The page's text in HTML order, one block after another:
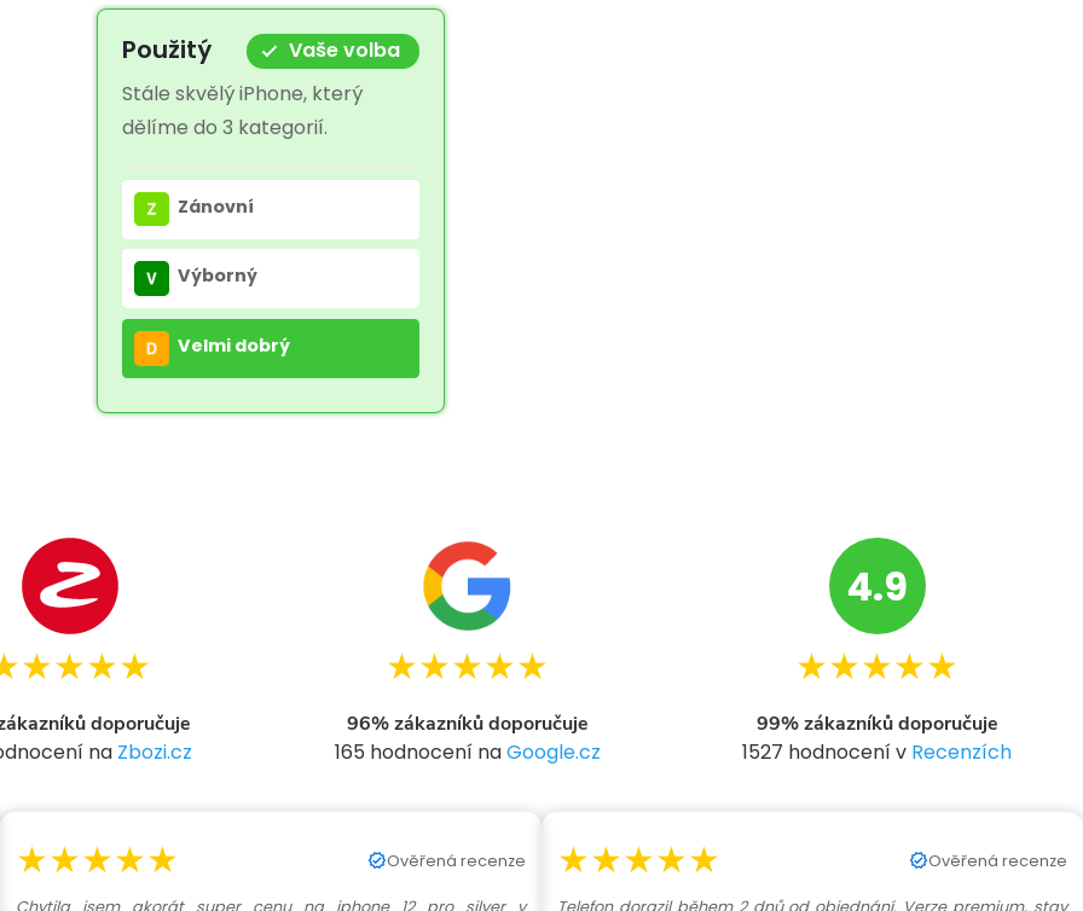
Použitý
Vaše volba
Stále skvělý iPhone, který
dělíme do 3 kategorií.
Zánovní
Výborný
Velmi dobrý
doporučuje
na Zbozi.cz
★★★★★
96% zákazníků doporučuje
165 hodnocení naGoogle.cz
4.9
★★★★★
99% zákazníků doporučuje
1527 hodnocení v Recenzích
★★★★★ Ověřená recenze ★★★★★ Ověřená recenze